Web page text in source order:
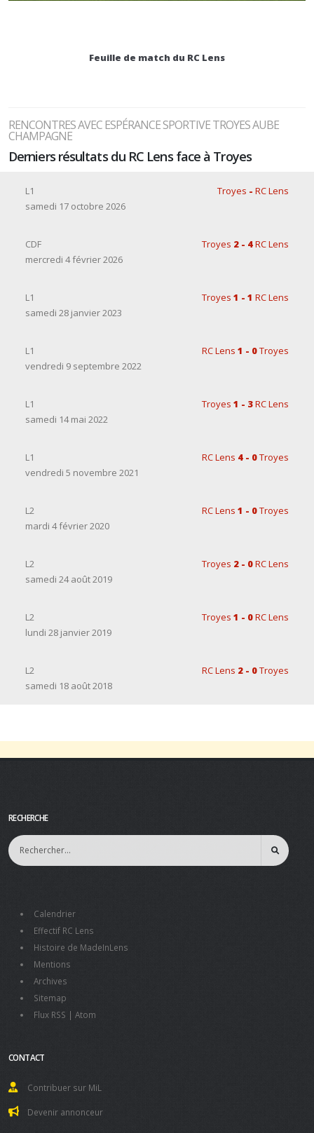
Feuille de match du RC Lens
RENCONTRES AVEC ESPÉRANCE SPORTIVE TROYES AUBE
CHAMPAGNE
Derniers résultats du RC Lens face à Troyes
L1 Troyes - RC Lens
samedi 17 octobre 2026
CDF Troyes 2 - 4RC Lens
mercredi 4 février 2026
L1 Troyes 1 - 1 RC Lens
samedi 28 janvier 2023
L1 RC Lens 1 - 0Troyes
vendredi 9 septembre 2022
L1 Troyes 1 - 3RC Lens
samedi 14 mai 2022
L1 RC Lens 4 - 0Troyes
vendredi 5 novembre 2021
L2 RC Lens 1 - 0Troyes
mardi 4 février 2020
L2 Troyes 2 - 0RC Lens
samedi 24 août 2019
L2 Troyes 1 - 0RC Lens
lundi 28 janvier 2019
L2 RC Lens 2 - 0Troyes
samedi 18 août 2018
RECHERCHE
Calendrier
Effectif RC Lens
Histoire de MadeInLens
Mentions
Archives
Sitemap
Flux RSS | Atom
CONTACT
Contribuer sur MiL
Devenir annonceur